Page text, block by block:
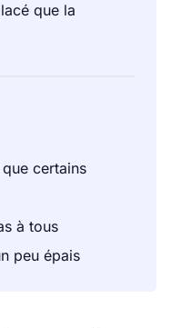
que la
certains
à tous
peu épais